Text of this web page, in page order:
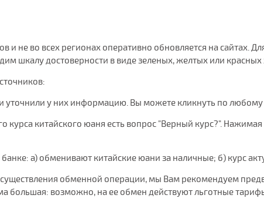
и не во всех регионах оперативно обновляется на сайтах.
шкалу достоверности в виде зеленых, желтых или красных
уточнили у них информацию. Вы можете кликнуть по
курса китайского юаня есть вопрос "Верный курс?".
а) обменивают китайские юани за наличные; б) курс
обменной операции, мы Вам рекомендуем
большая: возможно, на ее обмен действуют льготные